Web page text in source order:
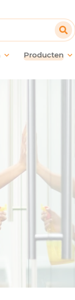
Producten
van vloeren
en
Onze
Onze MVO-